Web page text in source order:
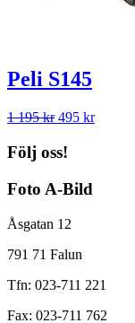
Peli S145
1 195kr Det
priset
1
195 kr.
495 krDet
Följ oss!
Foto A-Bild
Åsgatan 12
791 71 Falun
Tfn: 023-711 221
Fax: 023-711 762